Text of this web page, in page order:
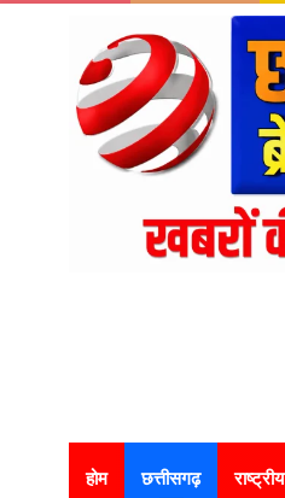
होम छत्तीसगढ़ राष्ट्रीय